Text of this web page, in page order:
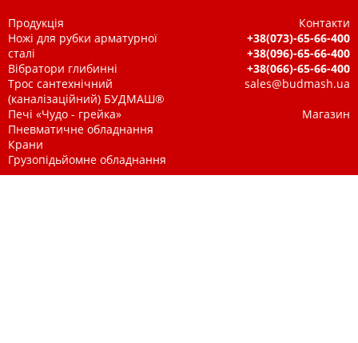
Продукція
Ножі для рубки арматурної
сталі
Вібратори глибинні
Трос сантехнічний
(каналізаційний) БУДМАШ®
Печі «Чудо - грейка»
Пневматичне обладнання
Крани
Грузопідьйомне обладнання
Контакти
+38(073)-65-66-400
+38(096)-65-66-400
+38(066)-65-66-400
sales@budmash.ua
Магазин